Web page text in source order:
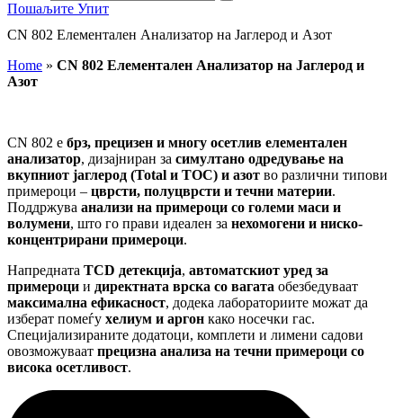
Пошаљите Упит
CN 802 Елементален Анализатор на Јаглерод и Азот
Home » CN 802 Елементален Анализатор на Јаглерод и
Азот
CN 802 е брз, прецизен и многу осетлив елементален
анализатор, дизајниран за симултано одредување на
вкупниот јаглерод (Total и TOC) и азот во различни типови
примероци – цврсти, полуцврсти и течни материи.
Поддржува анализи на примероци со големи маси и
волумени, што го прави идеален за нехомогени и ниско-
концентрирани примероци.
Напредната TCD детекција, автоматскиот уред за
примероци и директната врска со вагата обезбедуваат
максимална ефикасност, додека лабораториите можат да
изберат помеѓу хелиум и аргон како носечки гас.
Специјализираните додатоци, комплети и лимени садови
овозможуваат прецизна анализа на течни примероци со
висока осетливост.